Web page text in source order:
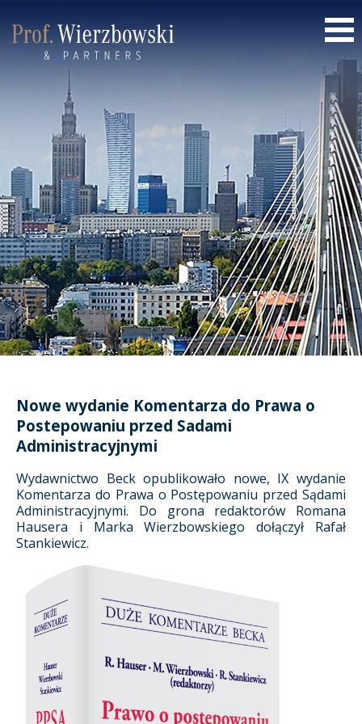
Nowe wydanie Komentarza do Prawa o
Postepowaniu przed Sadami
Administracyjnymi
Wydawnictwo Beck opublikowało nowe, IX wydanie
Komentarza do Prawa o Postępowaniu przed Sądami
Administracyjnymi. Do grona redaktorów Romana
Hausera i Marka Wierzbowskiego dołączył Rafał
Stankiewicz.